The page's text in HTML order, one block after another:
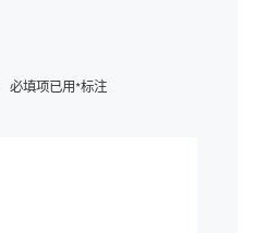
必填项已用*标注